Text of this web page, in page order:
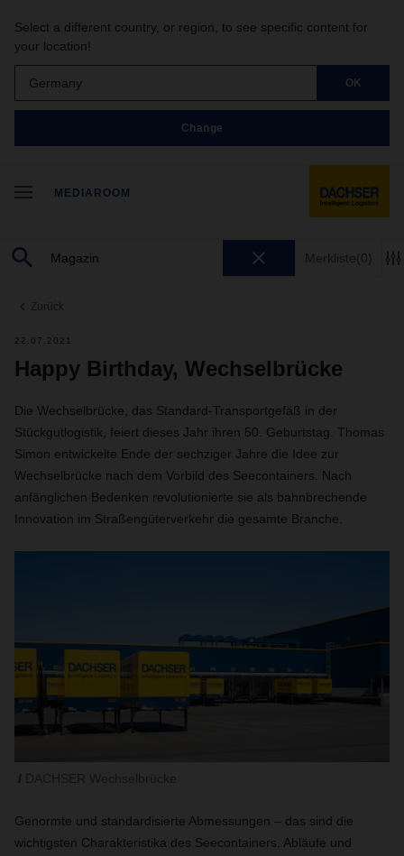
Select a different country, or region, to see specific content for
your location!
Germany OK
Change
MEDIAROOM
Merkliste(0)
Zurück
22.07.2021
Happy Birthday, Wechselbrücke
Die Wechselbrücke, das Standard-Transportgefäß in der
Stückgutlogistik, feiert dieses Jahr ihren 50. Geburtstag. Thomas
Simon entwickelte Ende der sechziger Jahre die Idee zur
Wechselbrücke nach dem Vorbild des Seecontainers. Nach
anfänglichen Bedenken revolutionierte sie als bahnbrechende
Innovation im Straßengüterverkehr die gesamte Branche.
Genormte und standardisierte Abmessungen – das sind die
wichtigsten Charakteristika des Seecontainers. Abläufe und